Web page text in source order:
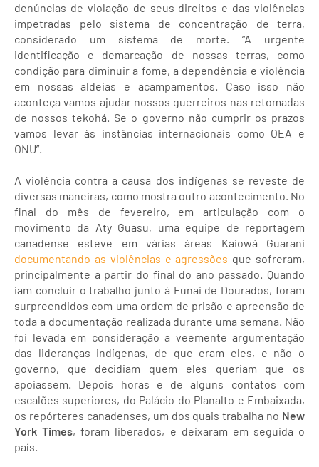
denúncias de violação de seus direitos e das violências
impetradas pelo sistema de concentração de terra,
considerado um sistema de morte. “A urgente
identificação e demarcação de nossas terras, como
condição para diminuir a fome, a dependência e violência
em nossas aldeias e acampamentos. Caso isso não
aconteça vamos ajudar nossos guerreiros nas retomadas
de nossos tekohá. Se o governo não cumprir os prazos
vamos levar às instâncias internacionais como OEA e
ONU”.
A violência contra a causa dos indígenas se reveste de
diversas maneiras, como mostra outro acontecimento. No
final do mês de fevereiro, em articulação com o
movimento da Aty Guasu, uma equipe de reportagem
canadense esteve em várias áreas Kaiowá Guarani
documentando as violências e agressões que sofreram,
principalmente a partir do final do ano passado. Quando
iam concluir o trabalho junto à Funai de Dourados, foram
surpreendidos com uma ordem de prisão e apreensão de
toda a documentação realizada durante uma semana. Não
foi levada em consideração a veemente argumentação
das lideranças indígenas, de que eram eles, e não o
governo, que decidiam quem eles queriam que os
apoiassem. Depois horas e de alguns contatos com
escalões superiores, do Palácio do Planalto e Embaixada,
os repórteres canadenses, um dos quais trabalha no New
York Times, foram liberados, e deixaram em seguida o
país.